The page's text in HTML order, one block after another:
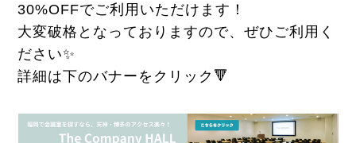
30%OFFでご利用いただけます！
大変破格となっておりますので、ぜひご利用く
ださい✨
詳細は下のバナーをクリック🔻